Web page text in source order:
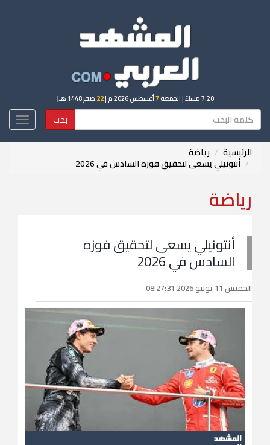
7:20 مساءً | الجمعة7أغسطس 2026 م | 22 صفر 1448 هـ |
بحث
الرئيسية رياضة
أنتونيلي يسعى لتحقيق فوزه السادس في 2026
رياضة
أنتونيلي يسعى لتحقيق فوزه
السادس في 2026
الخميس 11 يونيو 2026 08:27:31